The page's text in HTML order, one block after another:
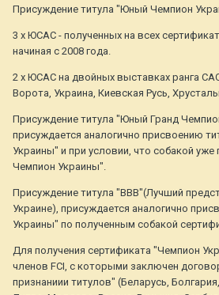
Присуждение титула "Юный Чемпион
3 х ЮСАС - полученных на всех
начиная с 2008 года.
2 х ЮСАС на двойных выставках ранга
Ворота, Украина, Киевская Русь,
Присуждение титула "Юный Гранд
присуждается аналогично присвоению
Украины" и при условии, что собакой
Чемпион Украины".
Присуждение титула "ВВВ"(Лучший
Украине), присуждается аналогично
Украины" по полученным собакой
Для получения сертификата "Чемпион
членов FCI, с которыми заключен
признаниии титулов" (Беларусь,